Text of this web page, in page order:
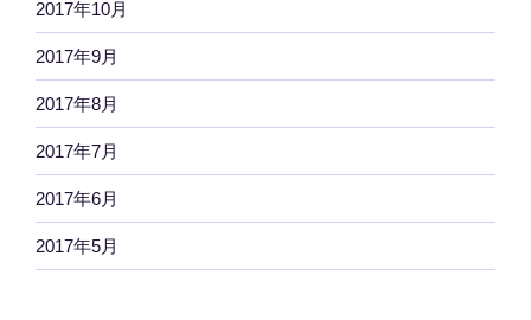
2017年10月
2017年9月
2017年8月
2017年7月
2017年6月
2017年5月